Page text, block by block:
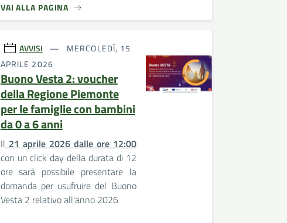
VAI ALLA PAGINA
AVVISI
MERCOLEDÌ, 15
APRILE 2026
Buono Vesta 2: voucher
della Regione Piemonte
per le famiglie con bambini
da 0 a 6 anni
Il 21 aprile 2026 dalle ore 12:00
con un click day della durata di 12
ore sarà possibile presentare la
domanda per usufruire del Buono
Vesta 2 relativo all'anno 2026